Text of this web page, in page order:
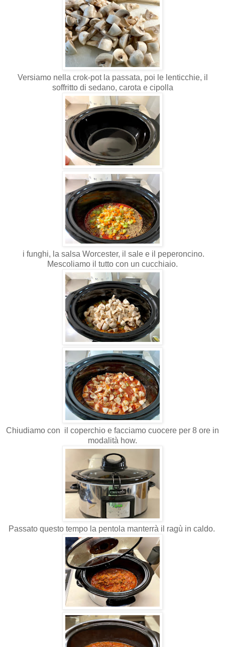
Versiamo nella crok-pot la passata, poi le lenticchie, il
soffritto di sedano, carota e cipolla
i funghi, la salsa Worcester, il sale e il peperoncino.
Mescoliamo il tutto con un cucchiaio.
Chiudiamo con il coperchio e facciamo cuocere per 8 ore in
modalità how.
Passato questo tempo la pentola manterrà il ragù in caldo.